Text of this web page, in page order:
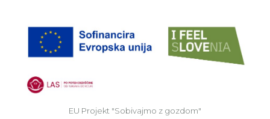
EU Projekt "Sobivajmo z gozdom"